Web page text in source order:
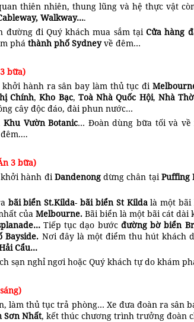
thiên nhiên, thung lũng và hệ thực vật
Walkway….
đường đi Quý khách mua sắm tạiCửa hàng
phá thành phố Sydneyvề đêm…
bữa)
hành ra sân bay làm thủ tục đi
Chính,Kho Bạc, Toà Nhà Quốc Hội, Nhà
cây độc đáo, đài phun nước…
Khu Vườn Botanic… Đoàn dùng bữa tối và về
3 bữa)
khởi hành điDandenongdừng chân tạiPuffing
bãi biển St.Kilda-bãi biển St Kildalà một bãi
của Melbourne.Bãi biển là một bãi cát dài
…Tiếp tục dạo bước đường bờ biển
Bayside. Nơi đây là một điểm thu hút khách
Cẩu…
sạn nghỉ ngơi hoặc Quý khách tự do khám
làm thủ tục trả phòng… Xe đưa đoàn ra sân
Sơn Nhất, kết thúc chương trình trưởng đoàn